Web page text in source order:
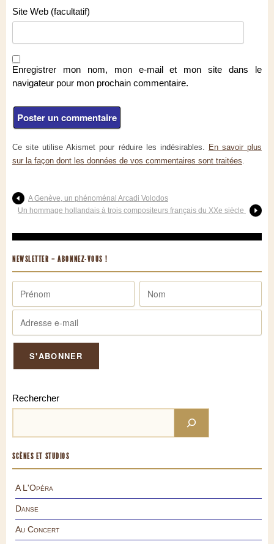
Site Web (facultatif)
Enregistrer mon nom, mon e-mail et mon site dans le
navigateur pour mon prochain commentaire.
Ce site utilise Akismet pour réduire les indésirables.
En savoir plus
sur la façon dont les données de vos commentaires sont traitées
A Genève, un phénoménal Arcadi Volodos
Un hommage hollandais à trois compositeurs français du XXe siècle
NEWSLETTER – ABONNEZ-VOUS !
Rechercher
SCÈNES ET STUDIOS
A L'Opéra
Danse
Au Concert